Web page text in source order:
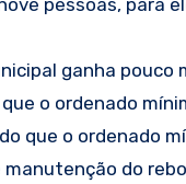
pessoas, para
ganha
o ordenado
que o
do